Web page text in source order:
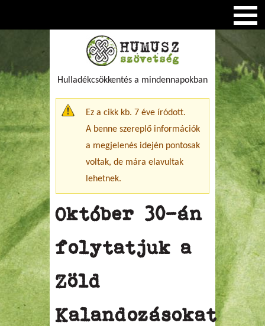
Hulladékcsökkentés a mindennapokban
Figyelmeztető üzenet
Ez a cikk kb. 7 éve íródott.
A benne szereplő információk
a megjelenés idején pontosak
voltak, de mára elavultak
lehetnek.
Október 30-án
folytatjuk a
Zöld
Kalandozásokat